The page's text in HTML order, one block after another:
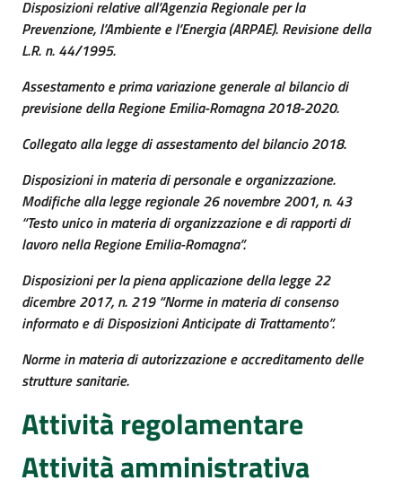
Disposizioni relative all’Agenzia Regionale per la
Prevenzione, l’Ambiente e l’Energia (ARPAE). Revisione della
L.R. n. 44/1995.
Assestamento e prima variazione generale al bilancio di
previsione della Regione Emilia-Romagna 2018-2020.
Collegato alla legge di assestamento del bilancio 2018.
Disposizioni in materia di personale e organizzazione.
Modifiche alla legge regionale 26 novembre 2001, n. 43
“Testo unico in materia di organizzazione e di rapporti di
lavoro nella Regione Emilia-Romagna”.
Disposizioni per la piena applicazione della legge 22
dicembre 2017, n. 219 “Norme in materia di consenso
informato e di Disposizioni Anticipate di Trattamento”.
Norme in materia di autorizzazione e accreditamento delle
strutture sanitarie.
Attività regolamentare
Attività amministrativa